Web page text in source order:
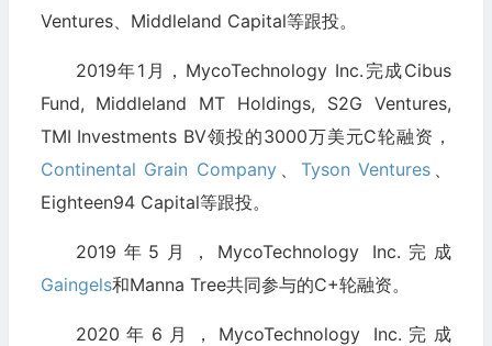
Ventures、Middleland Capital等跟投。
2019年1月，MycoTechnology Inc.完成Cibus
Fund, Middleland MT Holdings, S2G Ventures,
TMI Investments BV领投的3000万美元C轮融资，
Continental Grain Company
Tyson Ventures
Eighteen94 Capital等跟投。
2019年5月，MycoTechnology Inc.完成
Gaingels和Manna Tree共同参与的C+轮融资。
2020年6月，MycoTechnology Inc.完成